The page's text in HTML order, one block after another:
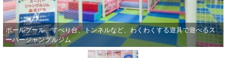
ボールプール、すべり台、トンネルなど、わくわくする遊具で遊べるス
ーパージャングルジム